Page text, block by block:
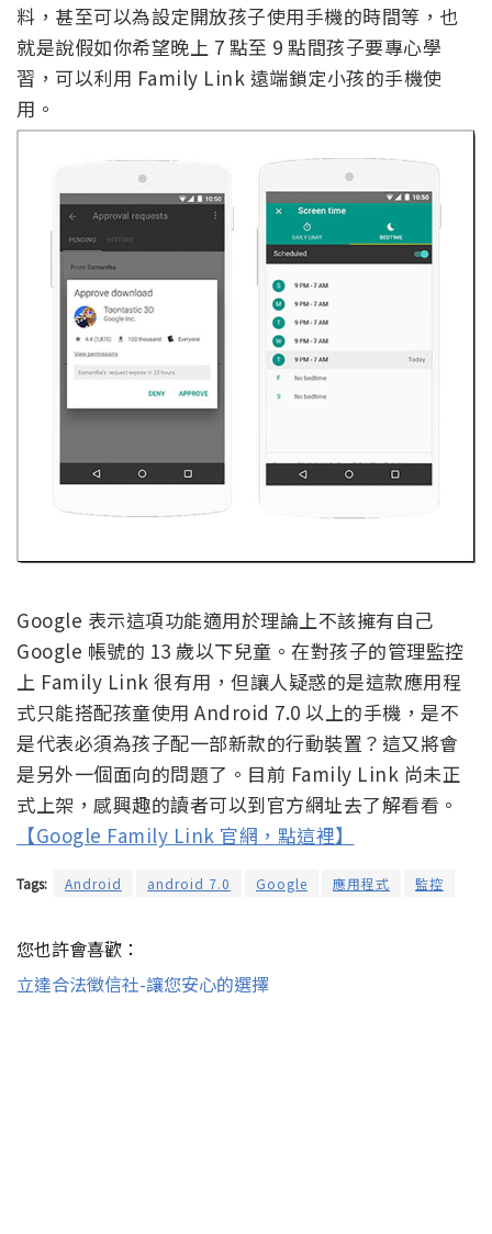
料，甚至可以為設定開放孩子使用手機的時間等，也
就是說假如你希望晚上 7 點至 9 點間孩子要專心學
習，可以利用 Family Link 遠端鎖定小孩的手機使
用。
Google 表示這項功能適用於理論上不該擁有自己
Google 帳號的 13 歲以下兒童。在對孩子的管理監控
上 Family Link 很有用，但讓人疑惑的是這款應用程
式只能搭配孩童使用 Android 7.0 以上的手機，是不
是代表必須為孩子配一部新款的行動裝置？這又將會
是另外一個面向的問題了。目前 Family Link 尚未正
式上架，感興趣的讀者可以到官方網址去了解看看。
【Google Family Link 官網，點這裡】
Tags: Android android 7.0 Google 應用程式 監控
您也許會喜歡：
立達合法徵信社-讓您安心的選擇